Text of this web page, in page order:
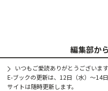
編集部か
いつもご愛読ありがとうございます
E-ブックの更新は、12日（水）～14
サイトは随時更新します。